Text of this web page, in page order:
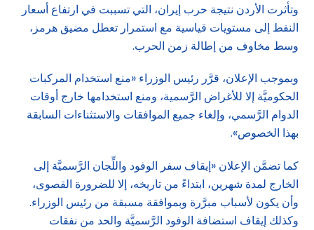
وتأثرت الأردن نتيجة حرب إيران، التي تسببت في ارتفاع أسعار
النفط إلى مستويات قياسية مع استمرار تعطل مضيق هرمز،
وسط مخاوف من إطالة زمن الحرب.
وبموجب الإعلان، قرَّر رئيس الوزراء «منع استخدام المركبات
الحكوميَّة إلا للأغراض الرَّسمية، ومنع استخدامها خارج أوقات
الدوام الرَّسمي، وإلغاء جميع الموافقات والاستثناءات السابقة
بهذا الخصوص».
كما تضمَّن الإعلان «إيقاف سفر الوفود واللِّجان الرَّسميَّة إلى
الخارج لمدة شهرين، ابتداءً من تاريخه، إلا للضرورة القصوى،
وأن يكون لأسباب مبرَّرة وبموافقة مسبقة من رئيس الوزراء.
وكذلك إيقاف استضافة الوفود الرَّسميَّة والحد من نفقات